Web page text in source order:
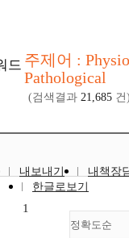
드 주제어 :
Pathological
(검색결과 21,685 건
내보내기
내책장
한글로보기
정확도순
1